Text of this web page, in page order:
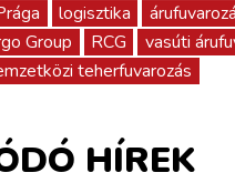
logisztika
Group RCG vasúti
teherfuvarozás
HÍREK